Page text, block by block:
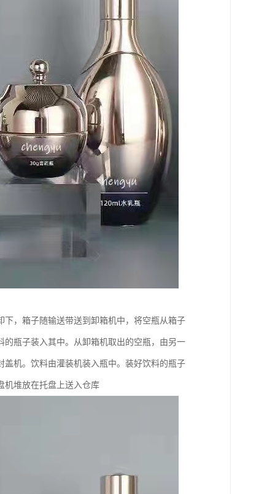
，箱子随输送带送到卸箱机中，将空瓶从箱子
瓶子装入其中。从卸箱机取出的空瓶，由另一
机。饮料由灌装机装入瓶中。装好饮料的瓶子
机堆放在托盘上送入仓库